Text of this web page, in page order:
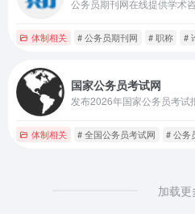
体制相关 # 公务员期刊网 # 职称 #
国家公务员考试网
体制相关 # 全国公务员考试网 # 公务
加载更